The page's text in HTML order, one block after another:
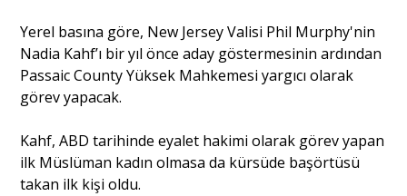
Ankara Analiz
Yerel basına göre, New Jersey Valisi Phil Murphy'nin
Nadia Kahf’ı bir yıl önce aday göstermesinin ardından
Passaic County Yüksek Mahkemesi yargıcı olarak
görev yapacak.
Kahf, ABD tarihinde eyalet hakimi olarak görev yapan
ilk Müslüman kadın olmasa da kürsüde başörtüsü
takan ilk kişi oldu.